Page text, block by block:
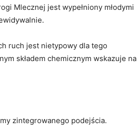
Mlecznej jest wypełniony młodymi
ruch jest nietypowy dla tego
składem chemicznym wskazuje na
zintegrowanego podejścia.